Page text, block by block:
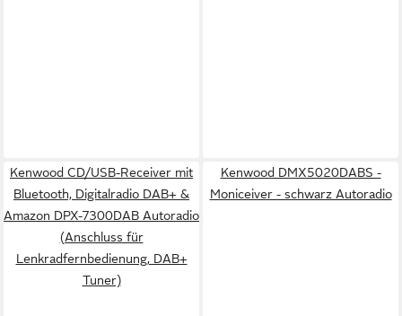
Kenwood CD/USB-Receiver mit
Bluetooth, Digitalradio DAB+ &
Amazon DPX-7300DAB Autoradio
(Anschluss für
Lenkradfernbedienung, DAB+
Tuner)
Kenwood DMX5020DABS -
Moniceiver - schwarz Autoradio